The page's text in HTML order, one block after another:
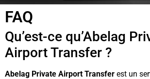
FAQ
Qu’est-ce qu’Abelag
Airport Transfer ?
Abelag Private Airport Transfer est un